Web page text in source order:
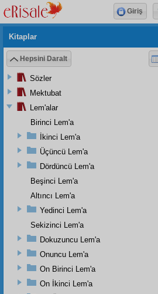
Kitaplar
Hepsini Daralt
Sözler
Mektubat
Lem'alar
Birinci Lem'a
İkinci Lem'a
Üçüncü Lem'a
Dördüncü Lem'a
Beşinci Lem'a
Altıncı Lem'a
Yedinci Lem'a
Sekizinci Lem'a
Dokuzuncu Lem'a
Onuncu Lem'a
On Birinci Lem'a
On İkinci Lem'a
Giriş